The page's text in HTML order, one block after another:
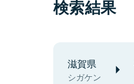
検索結果
滋賀県
シガケン